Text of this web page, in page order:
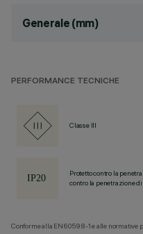
Generale (mm)
PERFORMANCE TECNICHE
Classe III
Protetto contro la
contro la penetrazione
Conforme alla EN60598-1 e alle normative